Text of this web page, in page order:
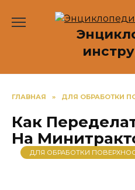
ГЛАВНАЯ » ДЛЯ ОБРАБОТКИ
Как
На
ДЛЯ ОБРАБОТКИ